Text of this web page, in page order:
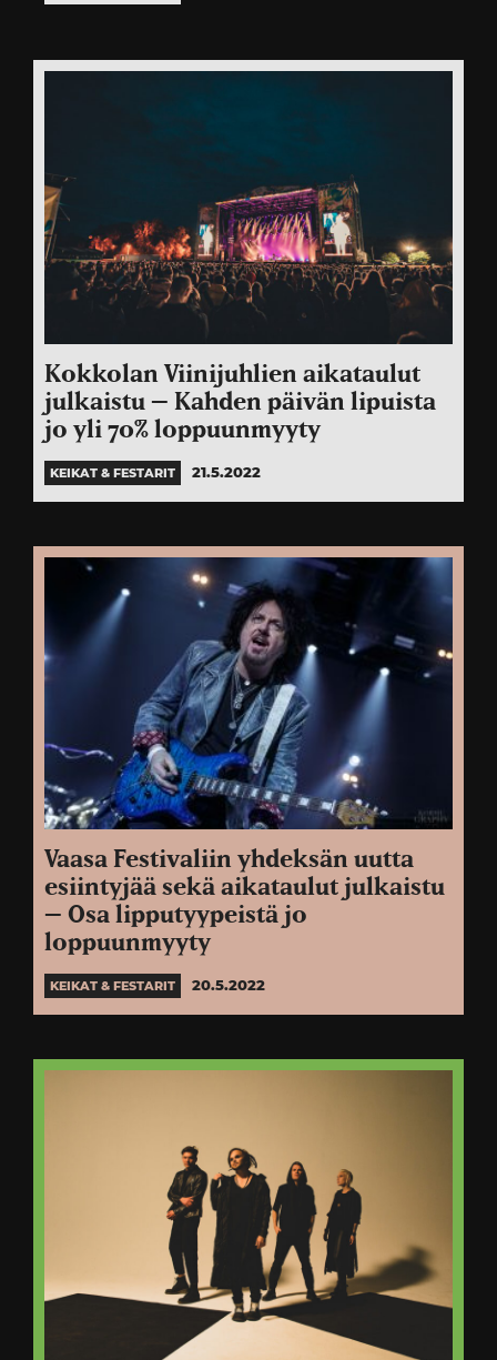
Kokkolan Viinijuhlien aikataulut
julkaistu – Kahden päivän lipuista
jo yli 70% loppuunmyyty
KEIKAT & FESTARIT 21.5.2022
Vaasa Festivaliin yhdeksän uutta
esiintyjää sekä aikataulut julkaistu
– Osa lipputyypeistä jo
loppuunmyyty
KEIKAT & FESTARIT 20.5.2022